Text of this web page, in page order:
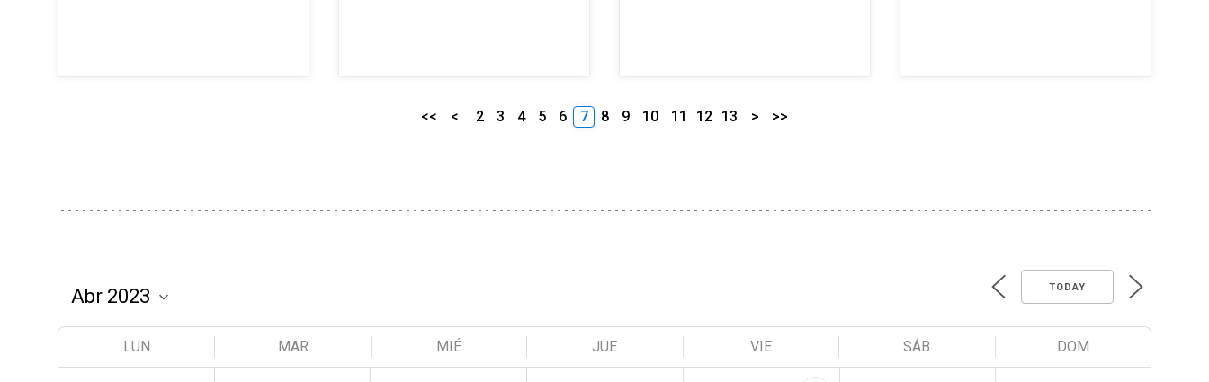
<< < 2 3 4 5 6 7 8 9 10 11 12 13 > >>
TODAY
LUN MAR MIÉ JUE VIE SÁB DOM